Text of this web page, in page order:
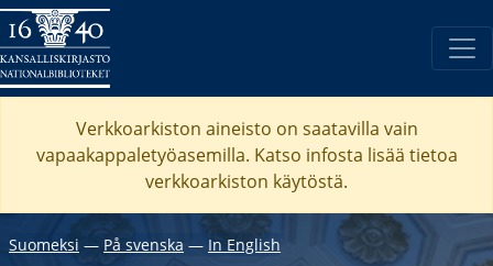
Verkkoarkiston aineisto on saatavilla vain
vapaakappaletyöasemilla. Katso infosta lisää tietoa
verkkoarkiston käytöstä.
Suomeksi ― På svenska ― In English